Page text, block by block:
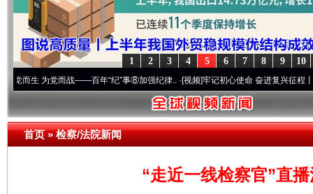
10
9
8
7
6
5
4
3
2
1
党而战——百年“纪”事⑧加强纪律..·[视频]牢记初心使命 奋进复兴征程丨“转折之城”
首页»检察/法院新闻
“走近一线检察官”直